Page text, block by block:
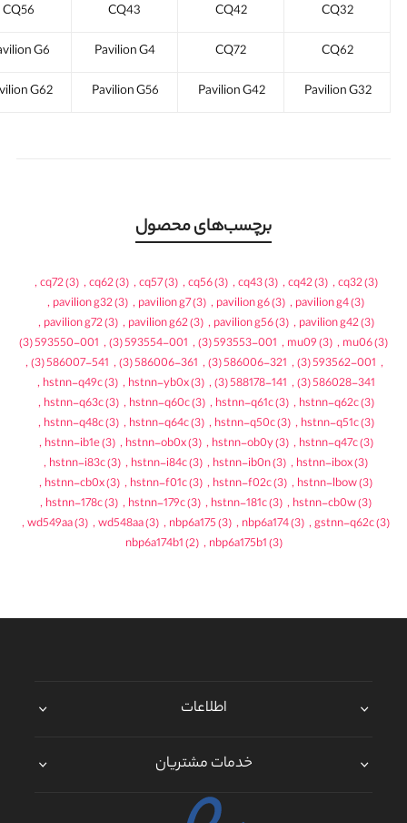
CQ32
CQ42
CQ43
CQ56
CQ62
CQ72
Pavilion G4
G6
Pavilion G32
Pavilion G42
Pavilion G56
G62
برچسب‌های محصول
cq32(3)
,
cq42(3)
,
cq43(3)
,
cq56(3)
,
cq57(3)
,
cq62(3)
,
cq72(3)
,
pavilion g4(3)
,
pavilion g6(3)
,
pavilion g7(3)
,
pavilion g32(3)
,
pavilion g42(3)
,
pavilion g56(3)
,
pavilion g62(3)
,
pavilion g72(3)
,
mu06(3)
,
mu09(3)
,
593553-001
(3)
,
593554-001
(3)
,
593550-001
(3)
,
593562-001
(3)
,
586006-321
(3)
,
586006-361
(3)
,
586007-541
(3)
,
586028-341
(3)
,
588178-141
(3)
,
hstnn-yb0x(3)
,
hstnn-q49c(3)
,
hstnn-q62c(3)
,
hstnn-q61c(3)
,
hstnn-q60c(3)
,
hstnn-q63c(3)
,
hstnn-q51c(3)
,
hstnn-q50c(3)
,
hstnn-q64c(3)
,
hstnn-q48c(3)
,
hstnn-q47c(3)
,
hstnn-ob0y(3)
,
hstnn-ob0x(3)
,
hstnn-ib1e(3)
,
hstnn-ibox(3)
,
hstnn-ib0n(3)
,
hstnn-i84c(3)
,
hstnn-i83c(3)
,
hstnn-lbow(3)
,
hstnn-f02c(3)
,
hstnn-f01c(3)
,
hstnn-cb0x(3)
,
hstnn-cb0w(3)
,
hstnn-181c(3)
,
hstnn-179c(3)
,
hstnn-178c(3)
,
gstnn-q62c(3)
,
nbp6a174(3)
,
nbp6a175(3)
,
wd548aa(3)
,
wd549aa(3)
,
nbp6a175b1(3)
,
nbp6a174b1(2)
اطلاعات
خدمات مشتریان